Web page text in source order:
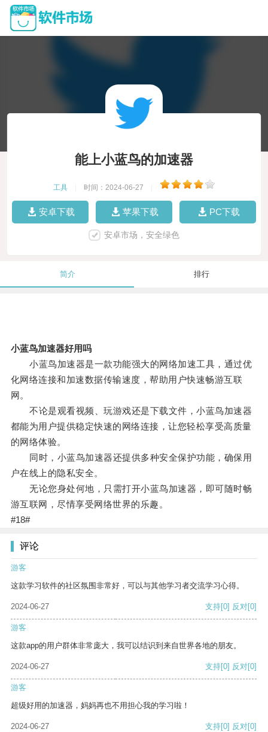
能上小蓝鸟的加速器
工具 时间：2024-06-27
安卓下载 苹果下载 PC下载
安卓市场，安全绿色
简介 排行
小蓝鸟加速器好用吗
小蓝鸟加速器是一款功能强大的网络加速工具，通过优
化网络连接和加速数据传输速度，帮助用户快速畅游互联
网。
不论是观看视频、玩游戏还是下载文件，小蓝鸟加速器
都能为用户提供稳定快速的网络连接，让您轻松享受高质量
的网络体验。
同时，小蓝鸟加速器还提供多种安全保护功能，确保用
户在线上的隐私安全。
无论您身处何地，只需打开小蓝鸟加速器，即可随时畅
游互联网，尽情享受网络世界的乐趣。
#18#
评论
游客
这款学习软件的社区氛围非常好，可以与其他学习者交流学习心得。
2024-06-27 支持[0] 反对[0]
游客
这款app的用户群体非常庞大，我可以结识到来自世界各地的朋友。
2024-06-27 支持[0] 反对[0]
游客
超级好用的加速器，妈妈再也不用担心我的学习啦！
2024-06-27 支持[0] 反对[0]